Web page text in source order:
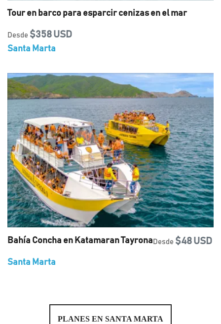
Tour en barco para esparcir cenizas en el mar
Desde $358 USD
Santa Marta
Bahía Concha en Katamaran Tayrona Desde $48 USD
Santa Marta
PLANES EN SANTA MARTA